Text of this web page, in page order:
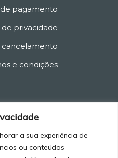
a sua experiência de
ou conteúdos
pagamento
privacidade
cancelamento
e condições
All Rights Reserved.